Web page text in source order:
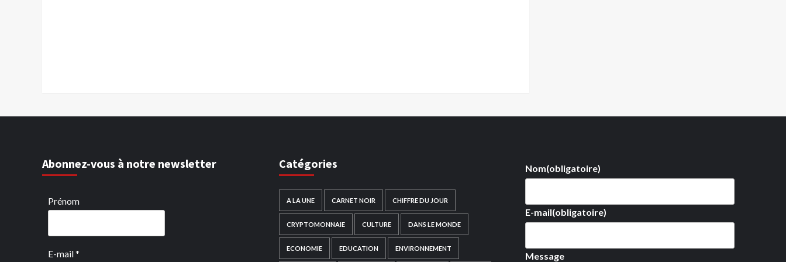
Abonnez-vous à notre newsletter
Prénom
E-mail*
Catégories
A LA UNE CARNET NOIR CHIFFRE DU JOUR
CRYPTOMONNAIE CULTURE DANS LE MONDE
ECONOMIE EDUCATION ENVIRONNEMENT
Nom(obligatoire)
E-mail(obligatoire)
Message